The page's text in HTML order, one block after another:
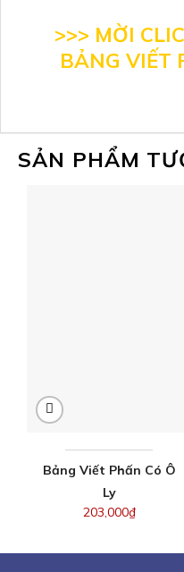
>>> MỜI
BẢNG VIẾT
SẢN PHẨM
Bảng Viết Phấn Có Ô
Ly
203,000₫